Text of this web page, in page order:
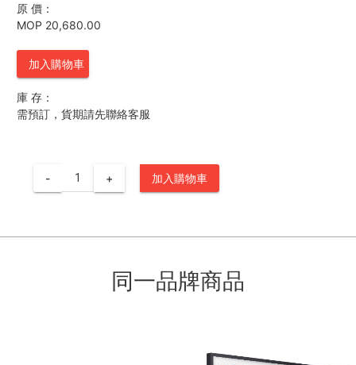
原 價：
MOP 20,680.00
加入購物車
庫 存：
需預訂，貨期請先聯絡客服
- + 加入購物車
同一品牌商品